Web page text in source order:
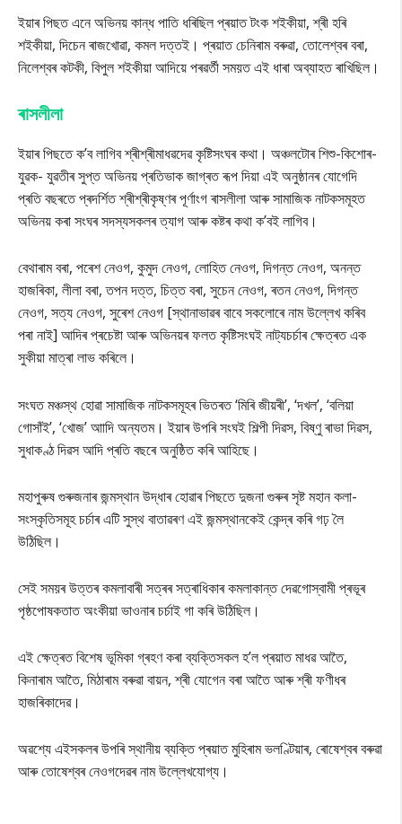
ইয়াৰ পিছত এনে অভিনয় কান্ধ পাতি ধৰিছিল প্ৰয়াত টংক শইকীয়া, শ্ৰী হৰি
শইকীয়া, দিচেন ৰাজখোৱা, কমল দত্তই। প্ৰয়াত চেনিৰাম বৰুৱা, তোলেশ্বৰ বৰা,
নিলেশ্বৰ কটকী, বিপুল শইকীয়া আদিয়ে পৰৱৰ্তী সময়ত এই ধাৰা অব্যাহত ৰাখিছিল।
ৰাসলীলা
ইয়াৰ পিছতে ক’ব লাগিব শ্ৰীশ্ৰীমাধৱদেৱ কৃষ্টিসংঘৰ কথা। অঞ্চলটোৰ শিশু-কিশোৰ-
যুৱক- যুৱতীৰ সুপ্ত অভিনয় প্ৰতিভাক জাগ্ৰত ৰূপ দিয়া এই অনুষ্ঠানৰ যোগেদি
প্ৰতি বছৰতে প্ৰদৰ্শিত শ্ৰীশ্ৰীকৃষ্ণৰ পূৰ্ণাংগ ৰাসলীলা আৰু সামাজিক নাটকসমূহত
অভিনয় কৰা সংঘৰ সদস্যসকলৰ ত্যাগ আৰু কষ্টৰ কথা ক’বই লাগিব।
বেথাৰাম বৰা, পৰেশ নেওগ, কুমুদ নেওগ, লোহিত নেওগ, দিগন্ত নেওগ, অনন্ত
হাজৰিকা, লীলা বৰা, তপন দত্ত, চিত্ত বৰা, সুচেন নেওগ, ৰতন নেওগ, দিগন্ত
নেওগ, সত্য নেওগ, সুৰেশ নেওগ [স্থানাভাৱৰ বাবে সকলোৰে নাম উল্লেখ কৰিব
পৰা নাই] আদিৰ প্ৰচেষ্টা আৰু অভিনয়ৰ ফলত কৃষ্টিসংঘই নাট্যচৰ্চাৰ ক্ষেত্ৰত এক
সুকীয়া মাত্ৰা লাভ কৰিলে।
সংঘত মঞ্চস্থ হোৱা সামাজিক নাটকসমূহৰ ভিতৰত ‘মিৰি জীয়ৰী’, ‘দখল’, ‘বলিয়া
গোসাঁই’, ‘খোজ’ আাদি অন্যতম। ইয়াৰ উপৰি সংঘই শিল্পী দিৱস, বিষ্ণু ৰাভা দিৱস,
সুধাকণ্ঠ দিৱস আদি প্ৰতি বছৰে অনুষ্ঠিত কৰি আহিছে।
মহাপুৰুষ গুৰুজনাৰ জন্মস্থান উদ্ধাৰ হোৱাৰ পিছতে দুজনা গুৰুৰ সৃষ্ট মহান কলা-
সংস্কৃতিসমূহ চৰ্চাৰ এটি সুস্থ বাতাৱৰণ এই জন্মস্থানকেই কেন্দ্ৰ কৰি গঢ় লৈ
উঠিছিল।
সেই সময়ৰ উত্তৰ কমলাবাৰী সত্ৰৰ সত্ৰাধিকাৰ কমলাকান্ত দেৱগোস্বামী প্ৰভূৰ
পৃষ্ঠপোষকতাত অংকীয়া ভাওনাৰ চৰ্চাই গা কৰি উঠিছিল।
এই ক্ষেত্ৰত বিশেষ ভূমিকা গ্ৰহণ কৰা ব্যক্তিসকল হ’ল প্ৰয়াত মাধৱ আতৈ,
কিনাৰাম আতৈ, মিঠাৰাম বৰুৱা বায়ন, শ্ৰী যোগেন বৰা আতৈ আৰু শ্ৰী ফণীধৰ
হাজৰিকাদেৱ।
অৱশ্যে এইসকলৰ উপৰি স্থানীয় ব্যক্তি প্ৰয়াত মুহিৰাম ভলণ্টিয়াৰ, ৰোষেশ্বৰ বৰুৱা
আৰু তোষেশ্বৰ নেওগদেৱৰ নাম উল্লেখযোগ্য।